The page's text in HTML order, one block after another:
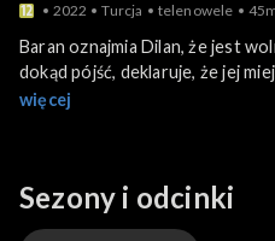
2022 Turcja telenowele
Baran oznajmia Dilan, że jest
dokąd pójść, deklaruje, że jej
ucisza resztę rodziny,
więcej
Sezony i odcinki